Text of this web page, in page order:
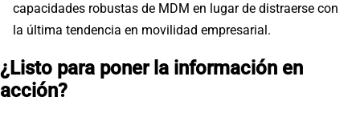
capacidades robustas de MDM en lugar de distraerse con
la última tendencia en movilidad empresarial.
¿Listo para poner la información en
acción?